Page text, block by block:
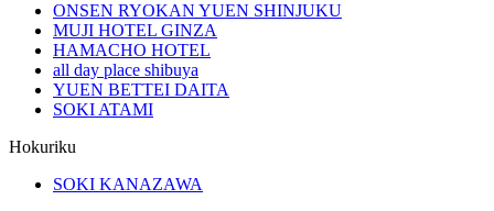
ONSEN RYOKAN YUEN SHINJUKU
MUJI HOTEL GINZA
HAMACHO HOTEL
all day place shibuya
YUEN BETTEI DAITA
SOKI ATAMI
Hokuriku
SOKI KANAZAWA